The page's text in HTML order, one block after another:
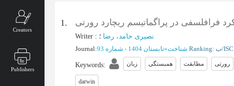
Creators
Publishers
1. فرافلسفی در پراگماتیسم ریچارد رورتی
Writer : نصیری حامد، رضا ؛
Journal: شناخت»تابستان 1404 - شماره 93 Ranking: ب/ISC
Keywords: زبان همبستگی مطابقت رورتی
darwin